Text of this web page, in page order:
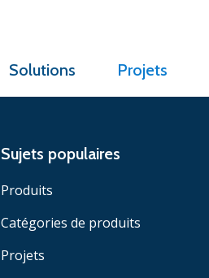
Solutions Projets
Sujets populaires
Produits
Catégories de produits
Projets